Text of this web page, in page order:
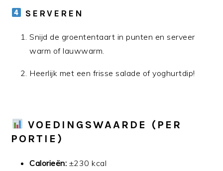
SERVEREN
Snijd de groententaart in punten en serveer
warm of lauwwarm.
Heerlijk met een frisse salade of yoghurtdip!
VOEDINGSWAARDE (PER
PORTIE)
Calorieën: ±230 kcal